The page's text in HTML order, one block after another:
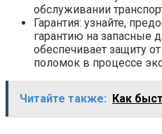
обслуживании
Гарантия: узнайте,
гарантию на запасные
обеспечивает защиту
поломок в процессе
Читайте также: Как